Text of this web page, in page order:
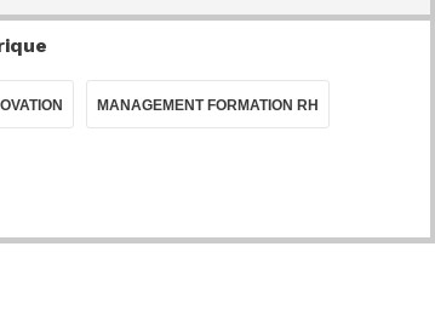
MANAGEMENT FORMATION RH